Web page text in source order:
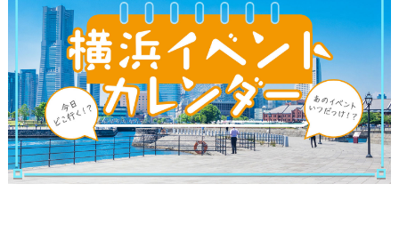
サイトについて